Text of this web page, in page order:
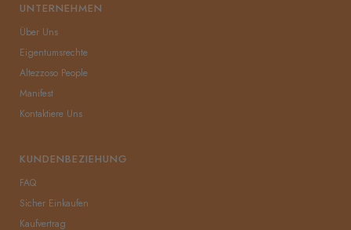
UNTERNEHMEN
Über Uns
Eigentumsrechte
Altezzoso People
Manifest
Kontaktiere Uns
KUNDENBEZIEHUNG
FAQ
Sicher Einkaufen
Kaufvertrag